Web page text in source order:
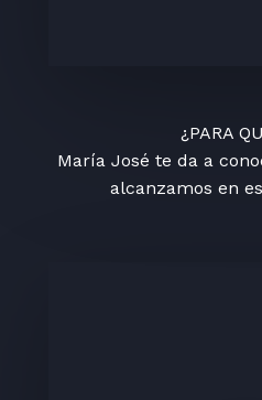
¿PARA
María José te da a
alcanzamos en